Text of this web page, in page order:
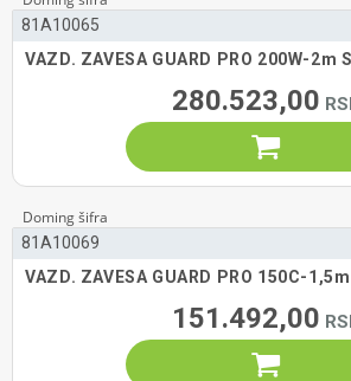
81A10065
VAZD. ZAVESA GUARD PRO 200W-2m
280.523,00

81A10069
VAZD. ZAVESA GUARD PRO 150C-1,5m
151.492,00
